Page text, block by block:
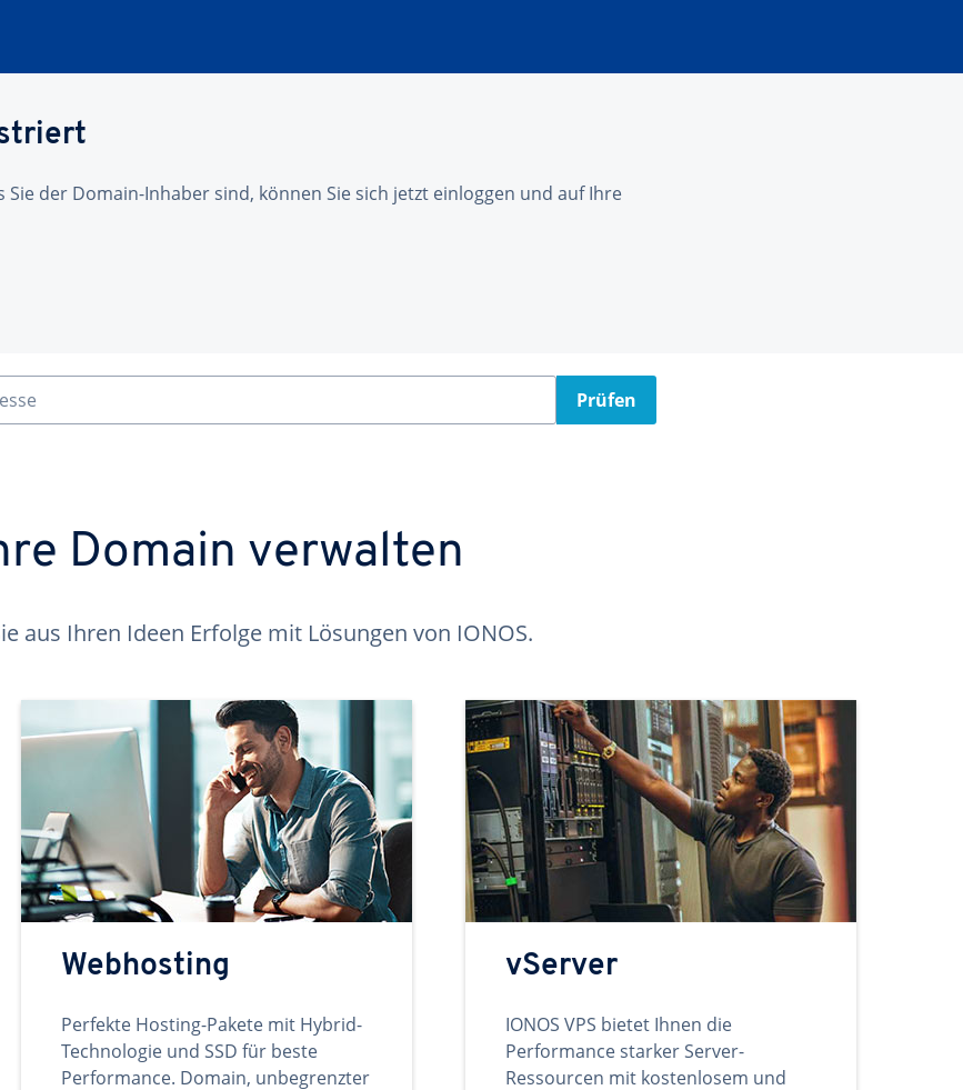
der Domain-Inhaber sind, können Sie sich jetzt einloggen und auf Ihre
Prüfen
Domain verwalten
aus Ihren Ideen Erfolge mit Lösungen von IONOS.
Webhosting
Perfekte Hosting-Pakete mit Hybrid-
Technologie und SSD für beste
Performance. Domain, unbegrenzter
vServer
IONOS VPS bietet Ihnen die
Performance starker Server-
Ressourcen mit kostenlosem und